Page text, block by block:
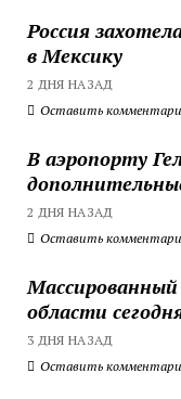
Россия
в Мексику
2 ДНЯ НАЗАД
Оставить
В аэропорту
2 ДНЯ НАЗАД
Оставить
области
3 ДНЯ НАЗАД
Оставить